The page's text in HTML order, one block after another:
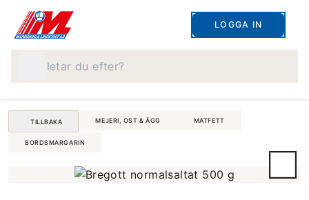
LOGGA IN
TILLBAKA MEJERI, OST & ÄGG MATFETT
BORDSMARGARIN